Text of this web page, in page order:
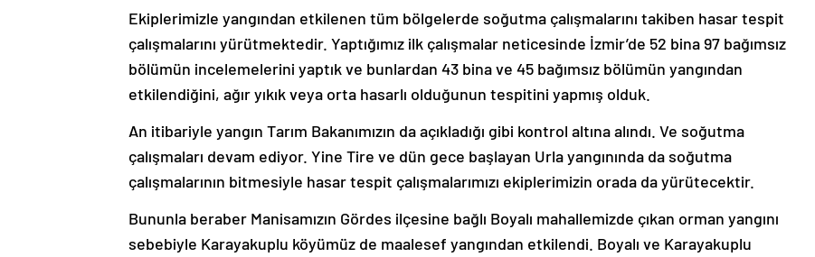
Ekiplerimizle yangından etkilenen tüm bölgelerde soğutma çalışmalarını takiben hasar tespit
çalışmalarını yürütmektedir. Yaptığımız ilk çalışmalar neticesinde İzmir’de 52 bina 97 bağımsız
bölümün incelemelerini yaptık ve bunlardan 43 bina ve 45 bağımsız bölümün yangından
etkilendiğini, ağır yıkık veya orta hasarlı olduğunun tespitini yapmış olduk.
An itibariyle yangın Tarım Bakanımızın da açıkladığı gibi kontrol altına alındı. Ve soğutma
çalışmaları devam ediyor. Yine Tire ve dün gece başlayan Urla yangınında da soğutma
çalışmalarının bitmesiyle hasar tespit çalışmalarımızı ekiplerimizin orada da yürütecektir.
Bununla beraber Manisamızın Gördes ilçesine bağlı Boyalı mahallemizde çıkan orman yangını
sebebiyle Karayakuplu köyümüz de maalesef yangından etkilendi. Boyalı ve Karayakuplu